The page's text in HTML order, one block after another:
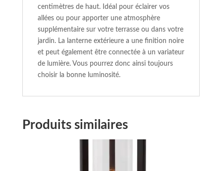
centimètres de haut. Idéal pour éclairer vos
allées ou pour apporter une atmosphère
supplémentaire sur votre terrasse ou dans votre
jardin. La lanterne extérieure a une finition noire
et peut également être connectée à un variateur
de lumière. Vous pourrez donc ainsi toujours
choisir la bonne luminosité.
Produits similaires